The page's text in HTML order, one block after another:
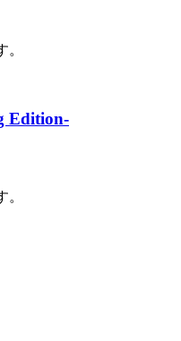
Edition-